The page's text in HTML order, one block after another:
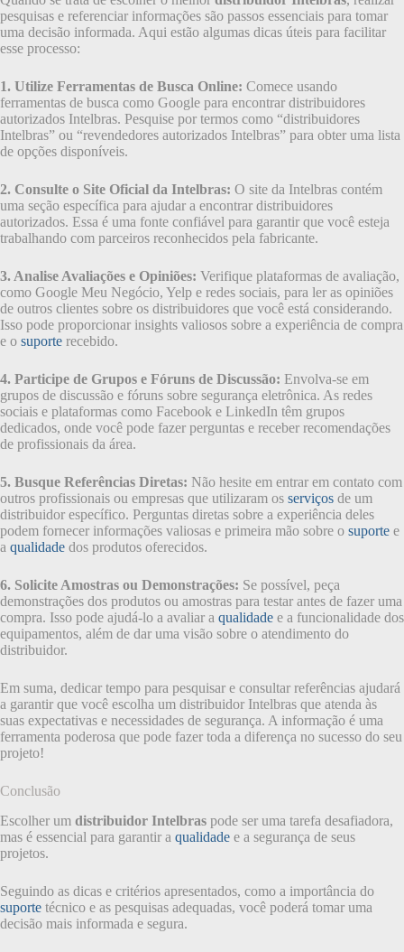
pesquisas e referenciar informações são passos essenciais para tomar
uma decisão informada. Aqui estão algumas dicas úteis para facilitar
esse processo:
1. Utilize Ferramentas de Busca Online: Comece usando
ferramentas de busca como Google para encontrar distribuidores
autorizados Intelbras. Pesquise por termos como “distribuidores
Intelbras” ou “revendedores autorizados Intelbras” para obter uma lista
de opções disponíveis.
2. Consulte o Site Oficial da Intelbras: O site da Intelbras contém
uma seção específica para ajudar a encontrar distribuidores
autorizados. Essa é uma fonte confiável para garantir que você esteja
trabalhando com parceiros reconhecidos pela fabricante.
3. Analise Avaliações e Opiniões: Verifique plataformas de avaliação,
como Google Meu Negócio, Yelp e redes sociais, para ler as opiniões
de outros clientes sobre os distribuidores que você está considerando.
Isso pode proporcionar insights valiosos sobre a experiência de compra
e o suporte recebido.
4. Participe de Grupos e Fóruns de Discussão: Envolva-se em
grupos de discussão e fóruns sobre segurança eletrônica. As redes
sociais e plataformas como Facebook e LinkedIn têm grupos
dedicados, onde você pode fazer perguntas e receber recomendações
de profissionais da área.
5. Busque Referências Diretas: Não hesite em entrar em contato com
outros profissionais ou empresas que utilizaram os serviços de um
distribuidor específico. Perguntas diretas sobre a experiência deles
podem fornecer informações valiosas e primeira mão sobre o suporte e
a qualidade dos produtos oferecidos.
6. Solicite Amostras ou Demonstrações: Se possível, peça
demonstrações dos produtos ou amostras para testar antes de fazer uma
compra. Isso pode ajudá-lo a avaliar a qualidade e a funcionalidade dos
equipamentos, além de dar uma visão sobre o atendimento do
distribuidor.
Em suma, dedicar tempo para pesquisar e consultar referências ajudará
a garantir que você escolha um distribuidor Intelbras que atenda às
suas expectativas e necessidades de segurança. A informação é uma
ferramenta poderosa que pode fazer toda a diferença no sucesso do seu
projeto!
Conclusão
Escolher um distribuidor Intelbras pode ser uma tarefa desafiadora,
mas é essencial para garantir a qualidade e a segurança de seus
projetos.
Seguindo as dicas e critérios apresentados, como a importância do
suporte técnico e as pesquisas adequadas, você poderá tomar uma
decisão mais informada e segura.